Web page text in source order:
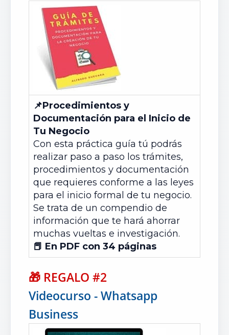
📌Procedimientos y
Documentación para el Inicio de
Tu Negocio
Con esta práctica guía tú podrás
realizar paso a paso los trámites,
procedimientos y documentación
que requieres conforme a las leyes
para el inicio formal de tu negocio.
Se trata de un compendio de
información que te hará ahorrar
muchas vueltas e investigación.
📕 En PDF con 34 páginas
🎁 REGALO #2
Videocurso - Whatsapp
Business